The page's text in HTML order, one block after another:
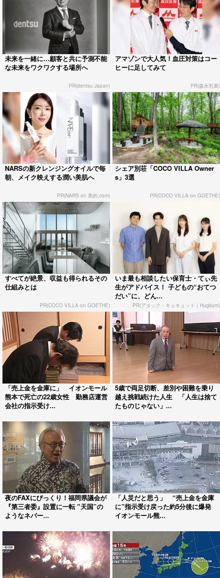
未来を一緒に…顧客と共に予測不能
な未来をワクワクする場所へ
PR(dentsu Japan)
アマゾンで大人気！血圧対策はコー
ヒーに足してみて
PR(森永乳業)
NARSの新クレンジングオイルで毎
朝、メイク映えする潤い美肌へ
PR(NARS on 美的.com)
シェア別荘「COCO VILLA Owner
s」3選
PR(COCO VILLA on GOETHE)
すべてが絶景、収益も得られるその
仕組みとは
PR(COCO VILLA on GOETHE)
いま最も相談したい保育士・てぃ先
生がアドバイス！ 子どもの“おてつ
だい”に、どん...
PR(アタック・キュキュット｜Hugkum)
「売上金を金庫に」 イオンモール
熊本で死亡の22歳女性 勤務店運営
会社の指示受け...
5歳で両足切断、差別や困難を乗り
越え挑戦続けた人生 「人生は捨て
たものじゃない」...
夜のFAXにびっくり！福岡県議会が
『第三者委』設置に一転 ‟天国”の
ようなネパー...
「人災だと思う」 “売上金を金庫
に”指示受け戻った約5分後に爆発
イオンモール熊...